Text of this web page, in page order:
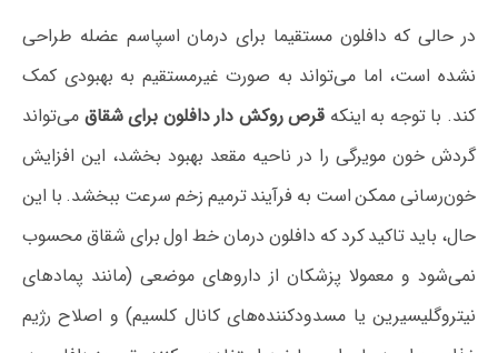
در حالی که دافلون مستقیما برای درمان اسپاسم عضله طراحی
نشده است، اما می‌تواند به صورت غیرمستقیم به بهبودی کمک
کند. با توجه به اینکه قرص روکش دار دافلون برای شقاق می‌تواند
گردش خون مویرگی را در ناحیه مقعد بهبود بخشد، این افزایش
خون‌رسانی ممکن است به فرآیند ترمیم زخم سرعت ببخشد. با این
حال، باید تاکید کرد که دافلون درمان خط اول برای شقاق محسوب
نمی‌شود و معمولا پزشکان از داروهای موضعی (مانند پمادهای
نیتروگلیسیرین یا مسدودکننده‌های کانال کلسیم) و اصلاح رژیم